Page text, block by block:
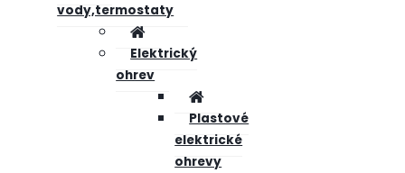
vody,termostaty
Elektrický
ohrev
Plastové
elektrické
ohrevy